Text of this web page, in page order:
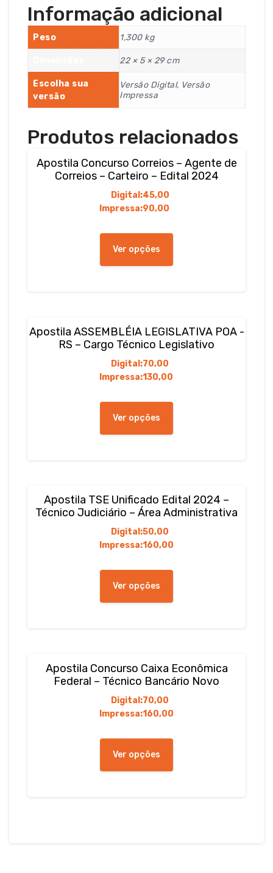
Informação adicional
Peso 1,300 kg
22 × 5 × 29 cm
Escolha sua
versão
Versão Digital, Versão
Impressa
Produtos relacionados
Apostila Concurso Correios – Agente de
Correios – Carteiro – Edital 2024
Digital:45,00
Impressa:90,00
Ver opções
ser
escolhidas
produto
Apostila ASSEMBLÉIA LEGISLATIVA POA -
RS – Cargo Técnico Legislativo
Digital:70,00
Impressa:130,00
Ver opções
ser
escolhidas
página
produto
Apostila TSE Unificado Edital 2024 –
Técnico Judiciário – Área Administrativa
Digital:50,00
Impressa:160,00
Ver opções
ser
escolhidas
página
produto
Apostila Concurso Caixa Econômica
Federal – Técnico Bancário Novo
Digital:70,00
Impressa:160,00
Ver opções